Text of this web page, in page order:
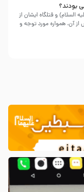
بودند؟
السلام) و قتلگاه ایشان از
آن، همواره مورد توجه و